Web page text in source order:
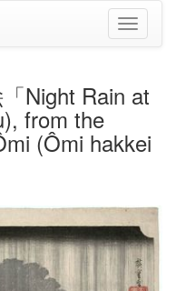
ナ
ビ
シ
ン
の
替
え
Night Rain at
from the
(Ômi hakkei